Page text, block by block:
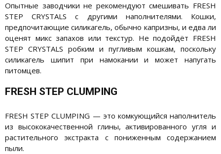
Опытные заводчики не рекомендуют смешивать FRESH
STEP CRYSTALS с другими наполнителями. Кошки,
предпочитающие силикагель, обычно капризны, и едва ли
оценят микс запахов или текстур. Не подойдёт FRESH
STEP CRYSTALS робким и пугливым кошкам, поскольку
силикагель шипит при намокании и может напугать
питомцев.
FRESH STEP CLUMPING
FRESH STEP CLUMPING — это комкующийся наполнитель
из высококачественной глины, активированного угля и
растительного экстракта с пониженным содержанием
пыли.